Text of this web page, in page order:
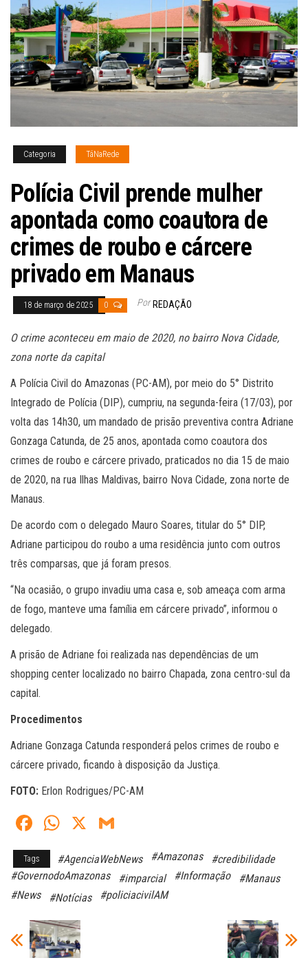
Categoria TáNaRede
Polícia Civil prende mulher
apontada como coautora de
crimes de roubo e cárcere
privado em Manaus
18 de março de 2025 0 Por REDAÇÃO
O crime aconteceu em maio de 2020, no bairro Nova Cidade,
zona norte da capital
A Polícia Civil do Amazonas (PC-AM), por meio do 5° Distrito
Integrado de Polícia (DIP), cumpriu, na segunda-feira (17/03), por
volta das 14h30, um mandado de prisão preventiva contra Adriane
Gonzaga Catunda, de 25 anos, apontada como coautora dos
crimes de roubo e cárcere privado, praticados no dia 15 de maio
de 2020, na rua Ilhas Maldivas, bairro Nova Cidade, zona norte de
Manaus.
De acordo com o delegado Mauro Soares, titular do 5° DIP,
Adriane participou do roubo a uma residência junto com outros
três comparsas, que já foram presos.
“Na ocasião, o grupo invadiu uma casa e, sob ameaça com arma
de fogo, manteve uma família em cárcere privado”, informou o
delegado.
A prisão de Adriane foi realizada nas dependências de um
shopping center localizado no bairro Chapada, zona centro-sul da
capital.
Procedimentos
Adriane Gonzaga Catunda responderá pelos crimes de roubo e
cárcere privado, ficando à disposição da Justiça.
FOTO: Erlon Rodrigues/PC-AM
Fa
ce
bo
ok
W
ts
A
X
ail
Tags #AgenciaWebNews #Amazonas
#credibilidade
#GovernodoAmazonas
#imparcial #Informação
#Manaus
#News
#Notícias #policiacivilAM